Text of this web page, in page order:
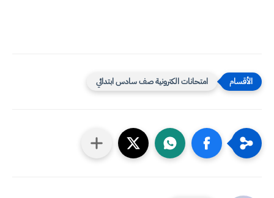
امتحانات الكترونية صف سادس ابتدائي